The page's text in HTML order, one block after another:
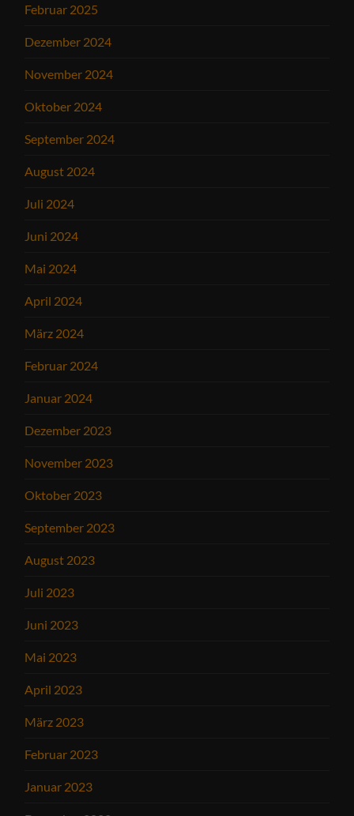
Februar 2025
Dezember 2024
November 2024
Oktober 2024
September 2024
August 2024
Juli 2024
Juni 2024
Mai 2024
April 2024
März 2024
Februar 2024
Januar 2024
Dezember 2023
November 2023
Oktober 2023
September 2023
August 2023
Juli 2023
Juni 2023
Mai 2023
April 2023
März 2023
Februar 2023
Januar 2023